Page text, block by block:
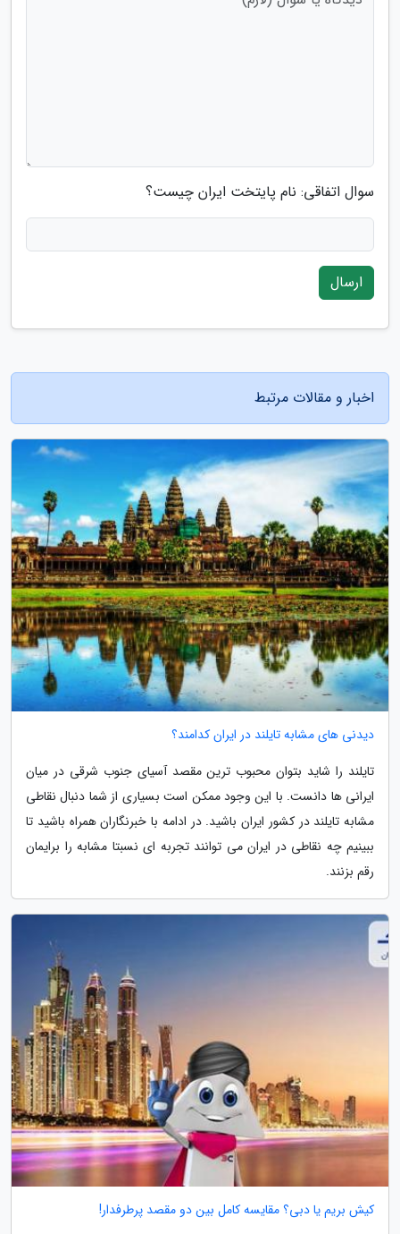
سوال اتفاقی: نام پایتخت ایران چیست؟
ارسال
اخبار و مقالات مرتبط
دیدنی های مشابه تایلند در ایران کدامند؟
تایلند را شاید بتوان محبوب ترین مقصد آسیای جنوب شرقی در میان
ایرانی ها دانست. با این وجود ممکن است بسیاری از شما دنبال نقاطی
مشابه تایلند در کشور ایران باشید. در ادامه با خبرنگاران همراه باشید تا
ببینیم چه نقاطی در ایران می توانند تجربه ای نسبتا مشابه را برایمان
رقم بزنند.
کیش بریم یا دبی؟ مقایسه کامل بین دو مقصد پرطرفدار!